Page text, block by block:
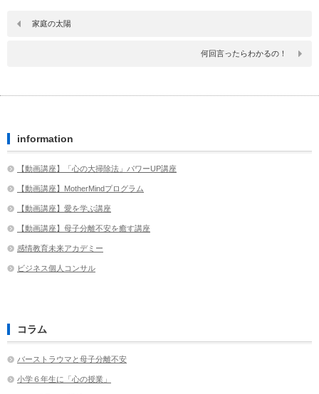
家庭の太陽
何回言ったらわかるの！
information
【動画講座】「心の大掃除法」パワーUP講座
【動画講座】MotherMindプログラム
【動画講座】愛を学ぶ講座
【動画講座】母子分離不安を癒す講座
感情教育未来アカデミー
ビジネス個人コンサル
コラム
バーストラウマと母子分離不安
小学６年生に「心の授業」